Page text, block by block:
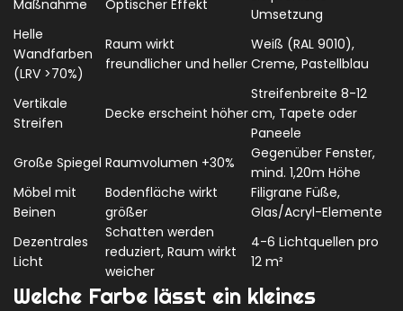
Maßnahme
Optischer Effekt
Umsetzung
Helle
Wandfarben
(LRV >70%)
Raum wirkt
freundlicher und heller
Weiß (RAL 9010),
Creme, Pastellblau
Vertikale
Streifen
Decke erscheint höher
Streifenbreite 8-12
cm, Tapete oder
Paneele
Große Spiegel Raumvolumen +30%
Gegenüber Fenster,
mind. 1,20m Höhe
Möbel mit
Beinen
Bodenfläche wirkt
größer
Filigrane Füße,
Glas/Acryl-Elemente
Dezentrales
Licht
Schatten werden
reduziert, Raum wirkt
weicher
4-6 Lichtquellen pro
12 m²
Welche Farbe lässt ein kleines